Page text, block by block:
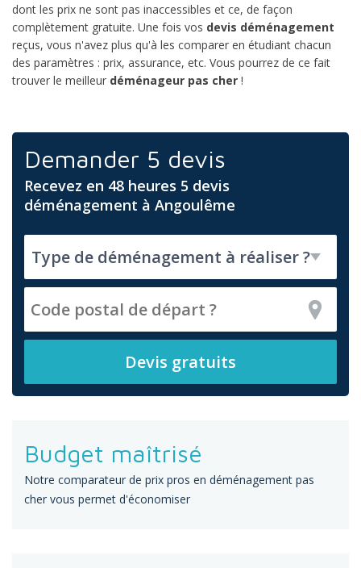
dont les prix ne sont pas inaccessibles et ce, de façon
complètement gratuite. Une fois vos devis déménagement
reçus, vous n'avez plus qu'à les comparer en étudiant chacun
des paramètres : prix, assurance, etc. Vous pourrez de ce fait
trouver le meilleur déménageur pas cher !
Demander 5 devis
Recevez en 48 heures 5 devis
déménagement à Angoulême
Budget maîtrisé
Notre comparateur de prix pros en déménagement pas
cher vous permet d'économiser